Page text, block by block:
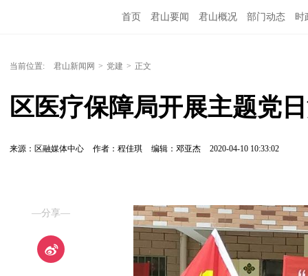
首页 君山要闻 君山概况 部门动态 时
当前位置: 君山新闻网 > 党建 > 正文
区医疗保障局开展主题党
来源：区融媒体中心 作者：程佳琪 编辑：邓亚杰 2020-04-10 10:33:02
—分享—